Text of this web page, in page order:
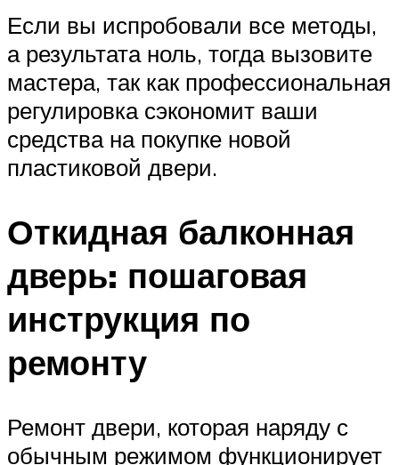
Если вы испробовали все методы,
а результата ноль, тогда вызовите
мастера, так как профессиональная
регулировка сэкономит ваши
средства на покупке новой
пластиковой двери.
Откидная балконная
дверь: пошаговая
инструкция по
ремонту
Ремонт двери, которая наряду с
обычным режимом функционирует